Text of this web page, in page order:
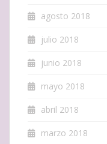
agosto 2018
julio 2018
junio 2018
mayo 2018
abril 2018
marzo 2018